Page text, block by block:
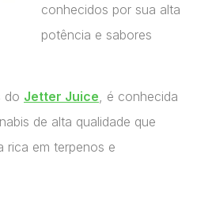
conhecidos por sua alta
potência e sabores
do Jetter Juice, é conhecida
de alta qualidade que
rica em terpenos e